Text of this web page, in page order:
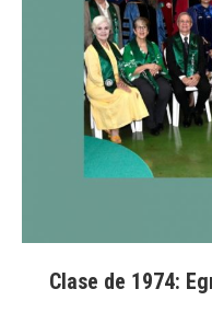
Clase de 1974: